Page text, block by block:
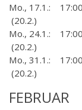
Mo., 17.1.:
(20.2.)
Mo., 24.1.:
(20.2.)
Mo., 31.1.:
(20.2.)
FEBRUAR